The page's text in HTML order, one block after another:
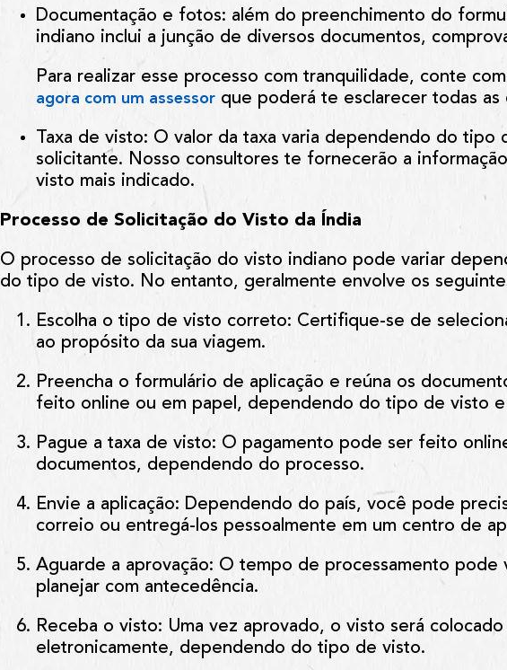
Documentação e fotos: além do preenchimento do
indiano inclui a junção de diversos documentos,
Para realizar esse processo com tranquilidade, conte
agora com um assessor que poderá te esclarecer todas
Taxa de visto: O valor da taxa varia dependendo do tipo
solicitante. Nosso consultores te fornecerão a
visto mais indicado.
Processo de Solicitação do Visto da Índia
O processo de solicitação do visto indiano pode variar
do tipo de visto. No entanto, geralmente envolve os
Escolha o tipo de visto correto: Certifique-se de
ao propósito da sua viagem.
Preencha o formulário de aplicação e reúna os
feito online ou em papel, dependendo do tipo de visto
Pague a taxa de visto: O pagamento pode ser feito
documentos, dependendo do processo.
Envie a aplicação: Dependendo do país, você pode
correio ou entregá-los pessoalmente em um centro de
Aguarde a aprovação: O tempo de processamento pode
planejar com antecedência.
Receba o visto: Uma vez aprovado, o visto será
eletronicamente, dependendo do tipo de visto.